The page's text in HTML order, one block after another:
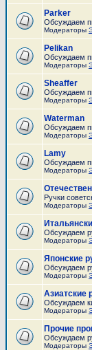
Parker
Обсуждаем
Модераторы
Pelikan
Обсуждаем
Модераторы
Sheaffer
Обсуждаем
Модераторы
Waterman
Обсуждаем
Модераторы
Lamy
Обсуждаем
Модераторы
Ручки
Модераторы
Обсуждаем
Модераторы
Японские
Обсуждаем
Модераторы
Азиатские
Обсуждаем
Модераторы
Прочие
Обсуждаем
Модераторы